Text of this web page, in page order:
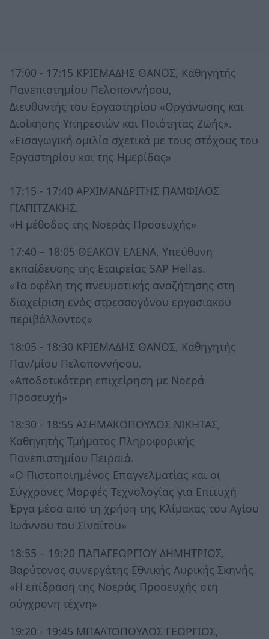
17:00 - 17:15 ΚΡΙΕΜΑΔΗΣ ΘΑΝΟΣ, Καθηγητής
Πανεπιστημίου Πελοποννήσου,
Διευθυντής του Εργαστηρίου «Οργάνωσης και
Διοίκησης Υπηρεσιών και Ποιότητας Ζωής».
«Εισαγωγική ομιλία σχετικά με τους στόχους του
Εργαστηρίου και της Ημερίδας»
17:15 - 17:40 ΑΡΧΙΜΑΝΔΡΙΤΗΣ ΠΑΜΦΙΛΟΣ
ΓΙΑΠΙΤΖΑΚΗΣ.
«Η μέθοδος της Νοεράς Προσευχής»
17:40 – 18:05 ΘΕΑΚΟΥ ΕΛΕΝΑ, Υπεύθυνη
εκπαίδευσης της Εταιρείας SAP Hellas.
«Τα οφέλη της πνευματικής αναζήτησης στη
διαχείριση ενός στρεσσογόνου εργασιακού
περιβάλλοντος»
18:05 - 18:30 ΚΡΙΕΜΑΔΗΣ ΘΑΝΟΣ, Καθηγητής
Παν/μίου Πελοποννήσου.
«Αποδοτικότερη επιχείρηση με Νοερά
Προσευχή»
18:30 - 18:55 ΑΣΗΜΑΚΟΠΟΥΛΟΣ ΝΙΚΗΤΑΣ,
Καθηγητής Τμήματος Πληροφορικής
Πανεπιστημίου Πειραιά.
«Ο Πιστοποιημένος Επαγγελματίας και οι
Σύγχρονες Μορφές Τεχνολογίας για Επιτυχή
Έργα μέσα από τη χρήση της Κλίμακας του Αγίου
Ιωάννου του Σιναΐτου»
18:55 – 19:20 ΠΑΠΑΓΕΩΡΓΙΟΥ ΔΗΜΗΤΡΙΟΣ,
Βαρύτονος συνεργάτης Εθνικής Λυρικής Σκηνής.
«Η επίδραση της Νοεράς Προσευχής στη
σύγχρονη τέχνη»
19:20 - 19:45 ΜΠΑΛΤΟΠΟΥΛΟΣ ΓΕΩΡΓΙΟΣ,